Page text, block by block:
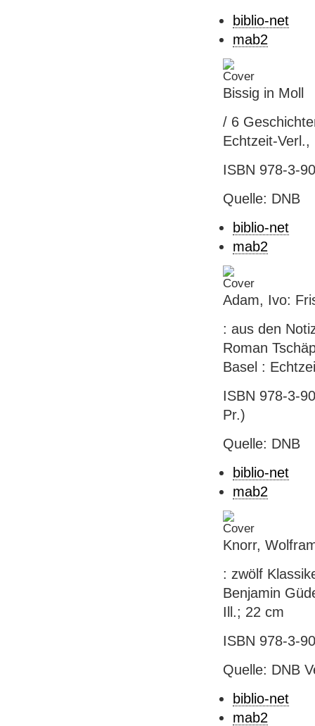
biblio-net
mab2
Bissig in Moll
/ 6
Echtzeit-
ISBN 978-3-
Quelle: DNB
biblio-net
mab2
Adam, Ivo:
: aus den
Roman
Basel :
ISBN 978-3-
Pr.)
Quelle: DNB
biblio-net
mab2
Knorr,
: zwölf
Benjamin
Ill.; 22 cm
ISBN 978-3-
Quelle: DNB
biblio-net
mab2